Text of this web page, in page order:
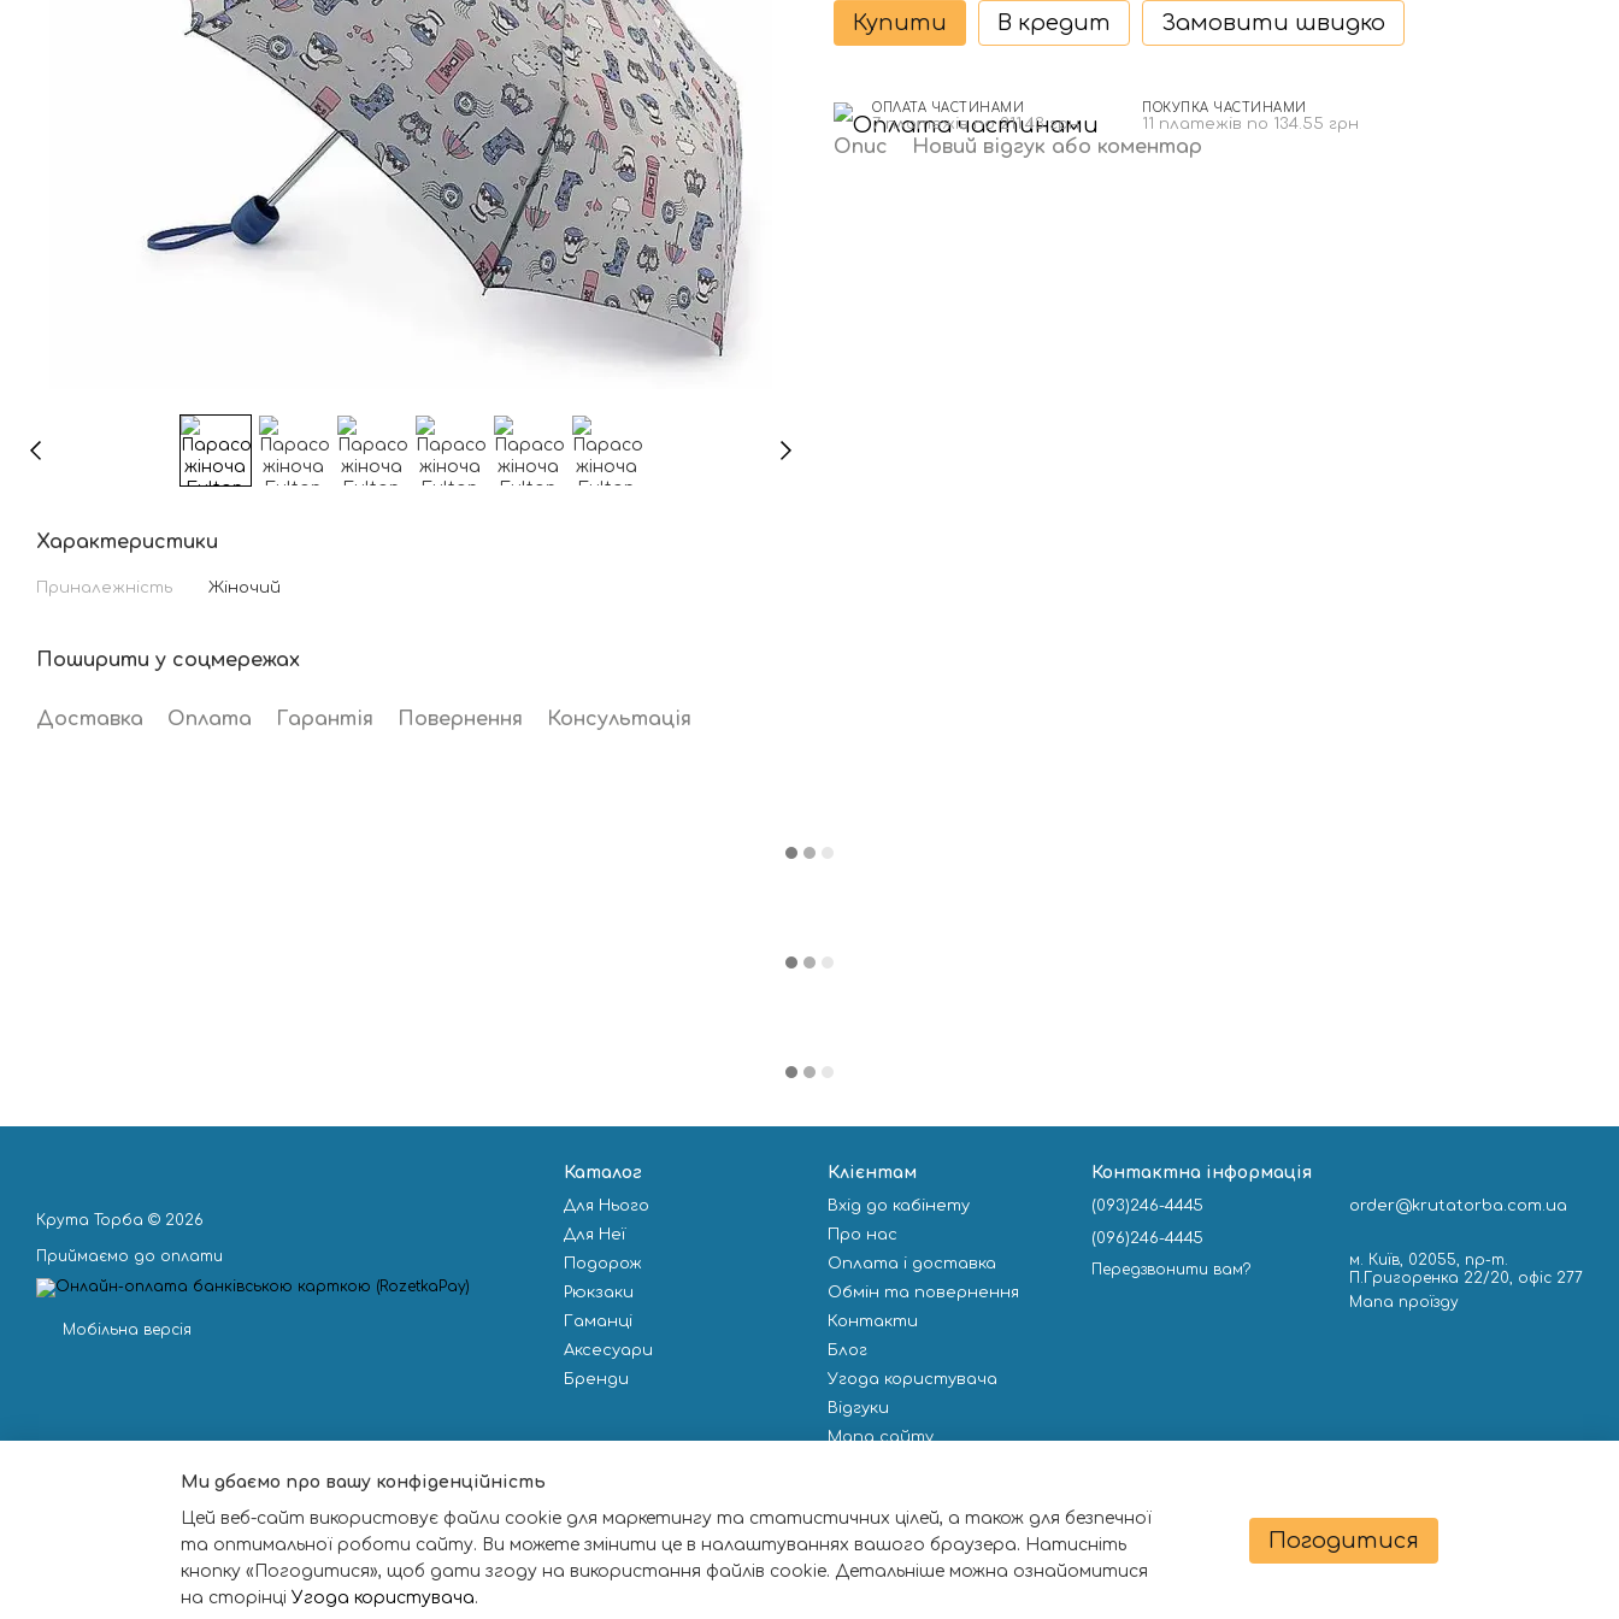
Характеристики
Приналежність Жіночий
Поширити у соцмережах
Доставка Оплата Гарантія Повернення Консультація
Купити В кредит Замовити швидко
ОПЛАТА ЧАСТИНАМИ
7 платежів по 211.43 грн
ПОКУПКА ЧАСТИНАМИ
11 платежів по 134.55 грн
Опис Новий відгук або коментар
Крута Торба © 2026
Приймаємо до оплати
Мобільна версія
Каталог
Для Нього
Для Неї
Подорож
Рюкзаки
Гаманці
Аксесуари
Бренди
Клієнтам
Вхід до кабінету
Про нас
Оплата і доставка
Обмін та повернення
Контакти
Блог
Угода користувача
Відгуки
Мапа сайту
Ми в соцмережах
Контактна інформація
(093)246-4445
(096)246-4445
Передзвонити вам?
order@krutatorba.com.ua
м. Київ, 02055, пр-т.
П.Григоренка 22/20, офіс 277
Мапа проїзду
Ми дбаємо про вашу конфіденційність
Цей веб-сайт використовує файли cookie для маркетингу та статистичних цілей, а також для безпечної
та оптимальної роботи сайту. Ви можете змінити це в налаштуваннях вашого браузера. Натисніть
кнопку «Погодитися», щоб дати згоду на використання файлів cookie. Детальніше можна ознайомитися
на сторінці Угода користувача.
Погодитися